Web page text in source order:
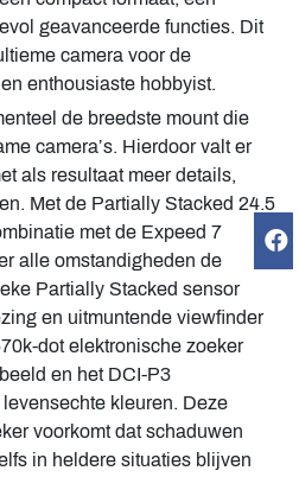
geavanceerde functies. Dit
camera voor de
enthousiaste hobbyist.
de breedste mount die
camera’s. Hierdoor valt er
als resultaat meer details,
Met de Partially Stacked 24.5
met de Expeed 7
alle omstandigheden de
Partially Stacked sensor
en uitmuntende viewfinder
dot elektronische zoeker
en het DCI-P3
kleuren. Deze
voorkomt dat schaduwen
in heldere situaties blijven